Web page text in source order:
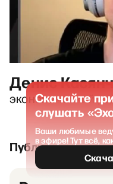
Денис
экономический
Публикации и
Скачайте
слушать
Ваши любимые
в эфире! Тут всё,